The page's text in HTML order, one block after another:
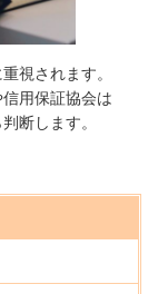
視されます。
用保証協会は
断します。